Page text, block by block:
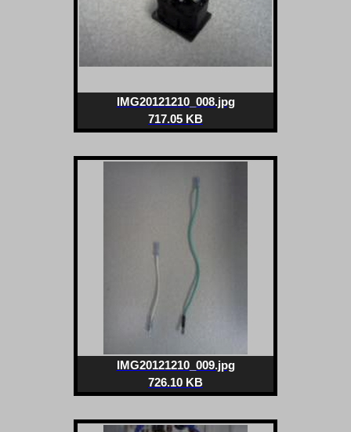
IMG20121210_008.jpg
717.05 KB
IMG20121210_009.jpg
726.10 KB